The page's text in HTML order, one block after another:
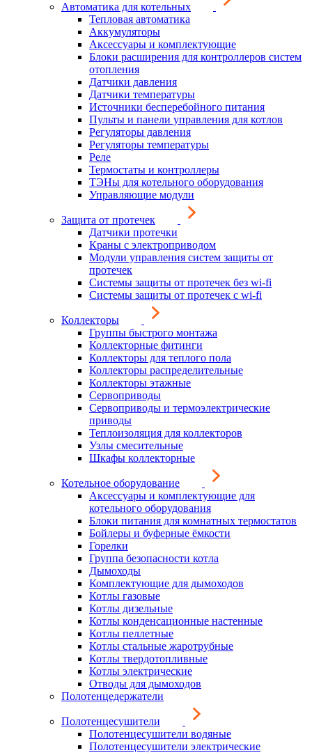
Автоматика для котельных
Тепловая автоматика
Аккумуляторы
Аксессуары и комплектующие
Блоки расширения для контроллеров систем
отопления
Датчики давления
Датчики температуры
Источники бесперебойного питания
Пульты и панели управления для котлов
Регуляторы давления
Регуляторы температуры
Реле
Термостаты и контроллеры
ТЭНы для котельного оборудования
Управляющие модули
Защита от протечек
Датчики протечки
Краны с электроприводом
Модули управления систем защиты от
протечек
Системы защиты от протечек без wi-fi
Системы защиты от протечек с wi-fi
Коллекторы
Группы быстрого монтажа
Коллекторные фитинги
Коллекторы для теплого пола
Коллекторы распределительные
Коллекторы этажные
Сервоприводы
Сервоприводы и термоэлектрические
приводы
Теплоизоляция для коллекторов
Узлы смесительные
Шкафы коллекторные
Котельное оборудование
Аксессуары и комплектующие для
котельного оборудования
Блоки питания для комнатных термостатов
Бойлеры и буферные ёмкости
Горелки
Группа безопасности котла
Дымоходы
Комплектующие для дымоходов
Котлы газовые
Котлы дизельные
Котлы конденсационные настенные
Котлы пеллетные
Котлы стальные жаротрубные
Котлы твердотопливные
Котлы электрические
Отводы для дымоходов
Полотенцедержатели
Полотенцесушители
Полотенцесушители водяные
Полотенцесушители электрические